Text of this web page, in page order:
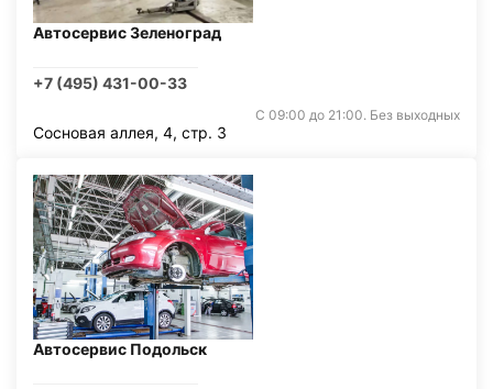
Автосервис Зеленоград
+7 (495) 431-00-33
С 09:00 до 21:00. Без выходных
Сосновая аллея, 4, стр. 3
Автосервис Подольск